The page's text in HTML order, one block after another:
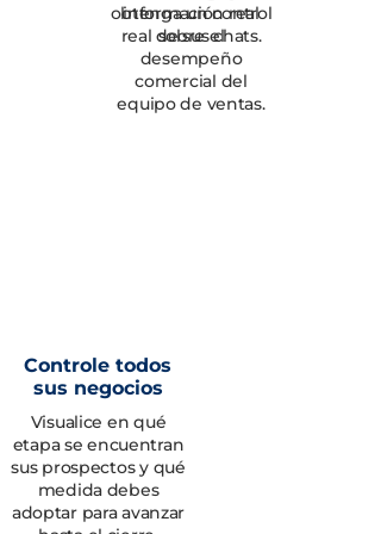
obtenga un control
real de sus chats.
información real
sobre el
desempeño
comercial del
equipo de ventas.
Controle todos
sus negocios
Visualice en qué
etapa se encuentran
sus prospectos y qué
medida debes
adoptar para avanzar